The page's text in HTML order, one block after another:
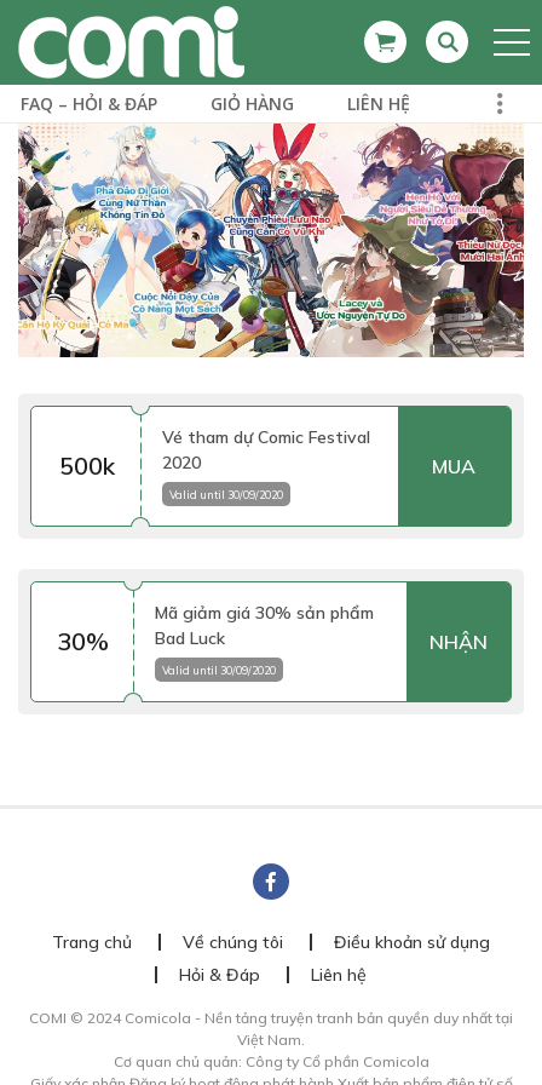
FAQ – HỎI & ĐÁP GIỎ HÀNG LIÊN HỆ
500k
Vé tham dự Comic Festival
2020
Valid until 30/09/2020
MUA
30%
Mã giảm giá 30% sản phẩm
Bad Luck
Valid until 30/09/2020
NHẬN
Trang chủ Về chúng tôi
Điều khoản sử dụng
Hỏi & Đáp
Liên hệ
COMI © 2024 Comicola - Nền tảng truyện tranh bản quyền duy nhất tại
Việt Nam.
Cơ quan chủ quản: Công ty Cổ phần Comicola